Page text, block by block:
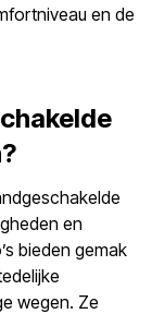
en de
en
bieden gemak
wegen. Ze